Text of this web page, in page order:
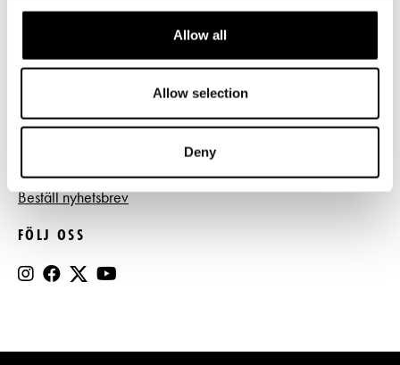
Allow all
Allow selection
Deny
Press
Register- och dataskyddsbeskrivning
Beställ nyhetsbrev
FÖLJ OSS